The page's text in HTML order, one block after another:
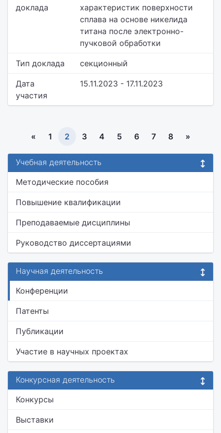
доклада
характеристик поверхности
сплава на основе никелида
титана после электронно-
пучковой обработки
Тип доклада секционный
Дата
участия
15.11.2023 - 17.11.2023
« 1 2 3 4 5 6 7 8 »
Учебная деятельность
Методические пособия
Повышение квалификации
Преподаваемые дисциплины
Руководство диссертациями
Научная деятельность
Конференции
Патенты
Публикации
Участие в научных проектах
Конкурсная деятельность
Конкурсы
Выставки